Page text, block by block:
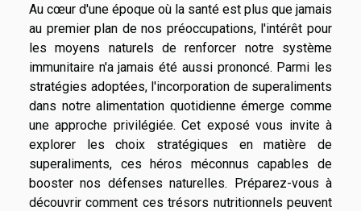
Au cœur d'une époque où la santé est plus que jamais
au premier plan de nos préoccupations, l'intérêt pour
les moyens naturels de renforcer notre système
immunitaire n'a jamais été aussi prononcé. Parmi les
stratégies adoptées, l'incorporation de superaliments
dans notre alimentation quotidienne émerge comme
une approche privilégiée. Cet exposé vous invite à
explorer les choix stratégiques en matière de
superaliments, ces héros méconnus capables de
booster nos défenses naturelles. Préparez-vous à
découvrir comment ces trésors nutritionnels peuvent